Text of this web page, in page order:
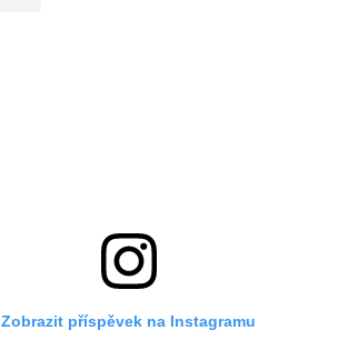
Zobrazit příspěvek na Instagramu